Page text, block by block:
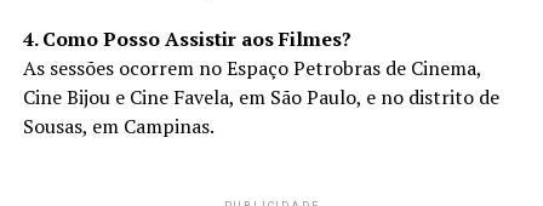
4. Como Posso Assistir aos Filmes?
As sessões ocorrem no Espaço Petrobras de Cinema,
Cine Bijou e Cine Favela, em São Paulo, e no distrito de
Sousas, em Campinas.